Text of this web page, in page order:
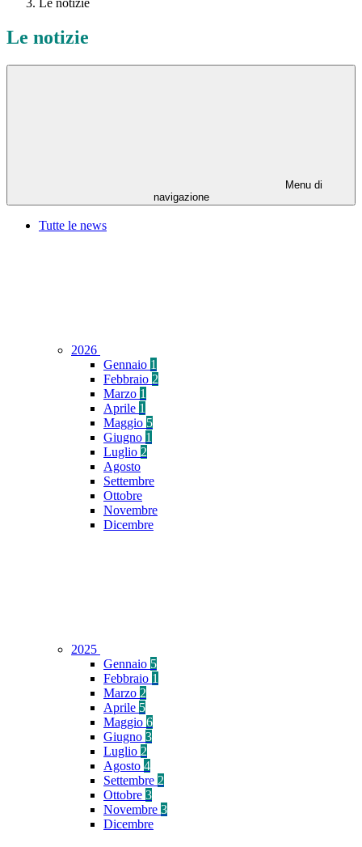
Le notizie
Le notizie
Menu di
navigazione
Tutte le news
2026
Gennaio 1
Febbraio 2
Marzo 1
Aprile 1
Maggio 5
Giugno 1
Luglio 2
Agosto
Settembre
Ottobre
Novembre
Dicembre
2025
Gennaio 5
Febbraio 1
Marzo 2
Aprile 5
Maggio 6
Giugno 3
Luglio 2
Agosto 4
Settembre 2
Ottobre 3
Novembre 3
Dicembre